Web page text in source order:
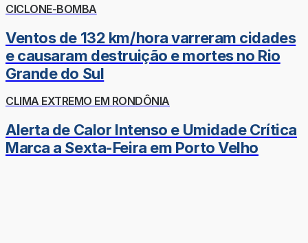
CICLONE-BOMBA
Ventos de 132 km/hora varreram cidades
e causaram destruição e mortes no Rio
Grande do Sul
CLIMA EXTREMO EM RONDÔNIA
Alerta de Calor Intenso e Umidade Crítica
Marca a Sexta-Feira em Porto Velho